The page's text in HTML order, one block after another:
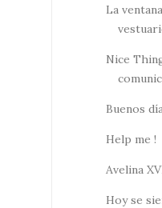
La
Nice
Buenos
Help me !
Avelina
Hoy se